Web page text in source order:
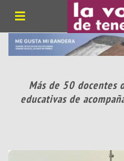
Más de 50 docentes
educativas de